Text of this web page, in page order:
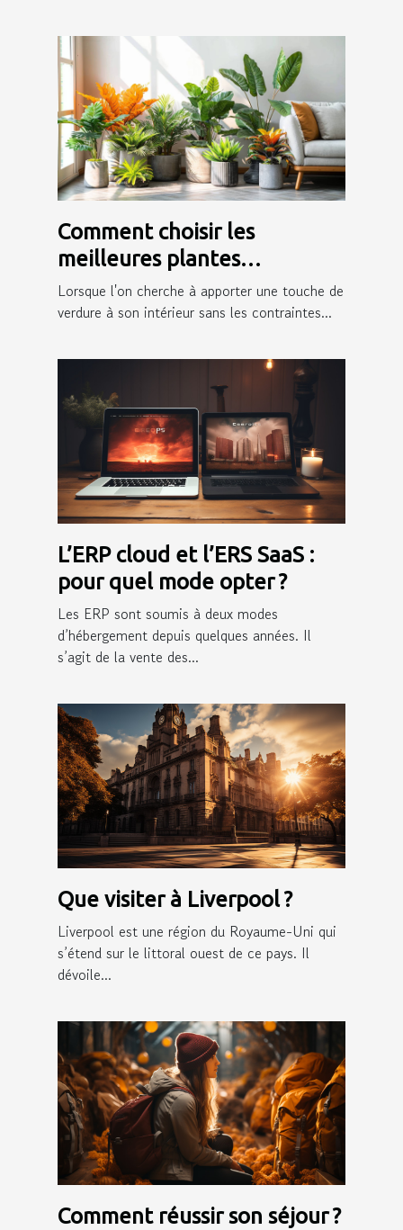
Comment choisir les
meilleures plantes
artificielles pour votre
intérieur
Lorsque l'on cherche à apporter une touche de
verdure à son intérieur sans les contraintes...
L’ERP cloud et l’ERS SaaS :
pour quel mode opter ?
Les ERP sont soumis à deux modes
d’hébergement depuis quelques années. Il
s’agit de la vente des...
Que visiter à Liverpool ?
Liverpool est une région du Royaume-Uni qui
s’étend sur le littoral ouest de ce pays. Il
dévoile...
Comment réussir son séjour ?